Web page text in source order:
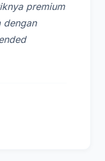
premium
dengan